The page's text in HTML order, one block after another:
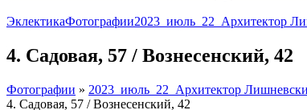
ЭклектикаФотографии2023_июль_22_Архитектор
4. Садовая, 57 / Вознесенский, 42
Фотографии » 2023_июль_22_Архитектор
4. Садовая, 57 / Вознесенский, 42